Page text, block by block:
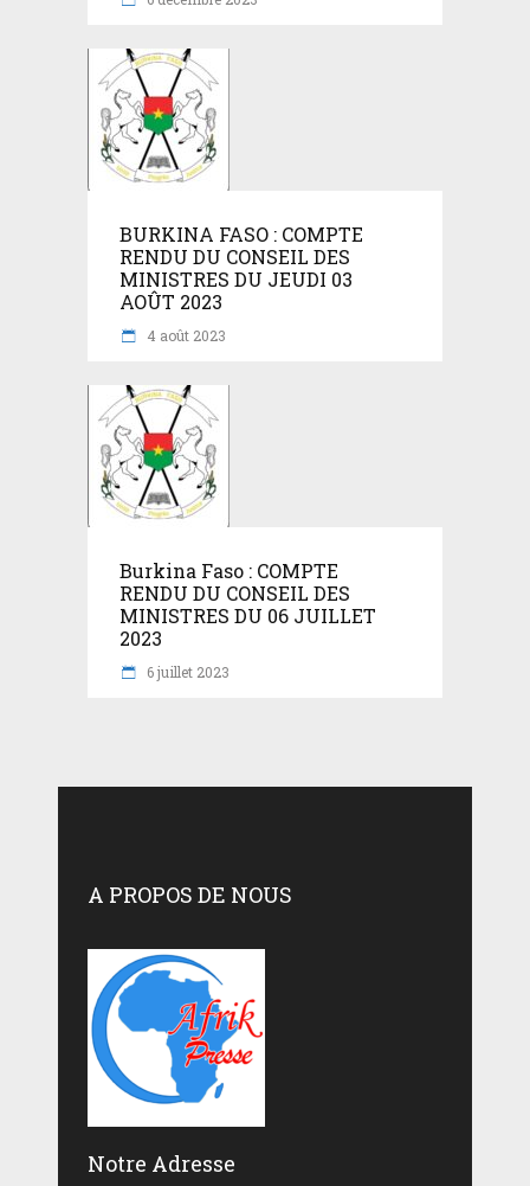
BURKINA FASO : COMPTE
RENDU DU CONSEIL DES
MINISTRES DU JEUDI 03
AOÛT 2023
4 août 2023
Burkina Faso : COMPTE
RENDU DU CONSEIL DES
MINISTRES DU 06 JUILLET
2023
6 juillet 2023
A PROPOS DE NOUS
Notre Adresse